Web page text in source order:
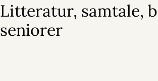
Litteratur, samtale,
seniorer